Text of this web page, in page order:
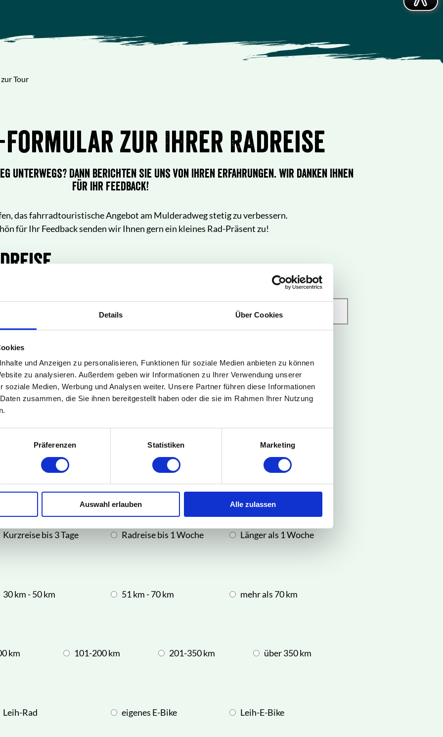
Details Über Cookies
und Anzeigen zu personalisieren, Funktionen für soziale Medien anbieten zu können
zu analysieren. Außerdem geben wir Informationen zu Ihrer Verwendung unserer
soziale Medien, Werbung und Analysen weiter. Unsere Partner führen diese Informationen
zusammen, die Sie ihnen bereitgestellt haben oder die sie im Rahmen Ihrer Nutzung
Präferenzen Statistiken Marketing
Auswahl erlauben Alle zulassen
Tour
Formular zur Ihrer Radreise
unterwegs? Dann berichten Sie uns von Ihren Erfahrungen. Wir danken Ihnen
für Ihr Feedback!
das fahrradtouristische Angebot am Mulderadweg stetig zu verbessern.
für Ihr Feedback senden wir Ihnen gern ein kleines Rad-Präsent zu!
Regionalbus Bahn Rad
Kurzreise bis 3 Tage Radreise bis 1 Woche Länger als 1 Woche
30 km - 50 km 51 km - 70 km mehr als 70 km
km 101-200 km 201-350 km über 350 km
Leih-Rad eigenes E-Bike Leih-E-Bike